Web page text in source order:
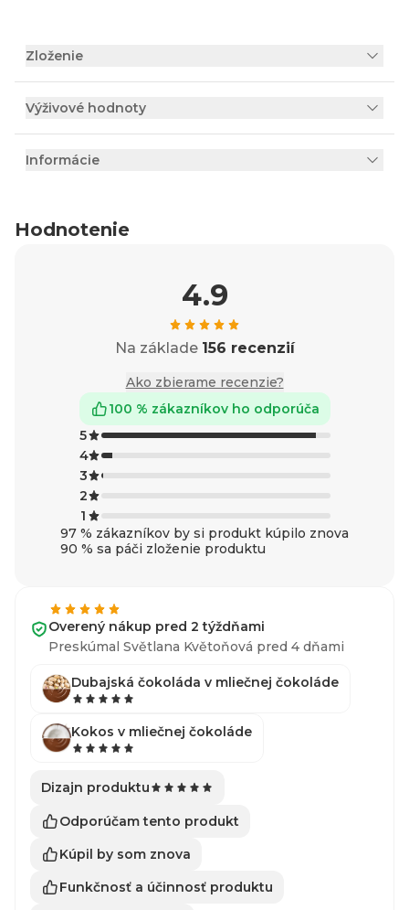
Zloženie
Výživové hodnoty
Informácie
Hodnotenie
4.9
Na základe 156 recenzií
Ako zbierame recenzie?
100 % zákazníkov ho odporúča
5
4
3
2
1
97 % zákazníkov by si produkt kúpilo znova
90 % sa páči zloženie produktu
Overený nákup pred 2 týždňami
Preskúmal Světlana Květoňová pred 4 dňami
Dubajská čokoláda v mliečnej čokoláde
Kokos v mliečnej čokoláde
Dizajn produktu
Odporúčam tento produkt
Kúpil by som znova
Funkčnosť a účinnosť produktu